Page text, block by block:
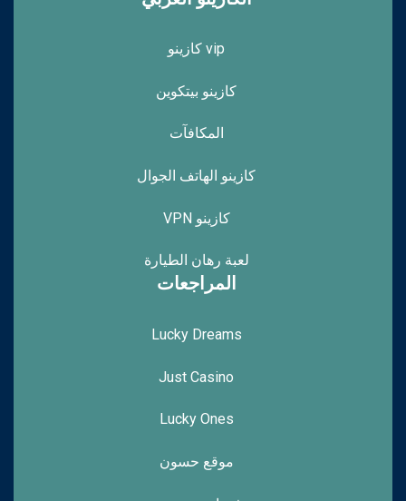
vip كازينو
كازينو بيتكوين
المكافآت
كازينو الهاتف الجوال
كازينو VPN
لعبة رهان الطيارة
المراجعات
Lucky Dreams
Just Casino
Lucky Ones
موقع حسون